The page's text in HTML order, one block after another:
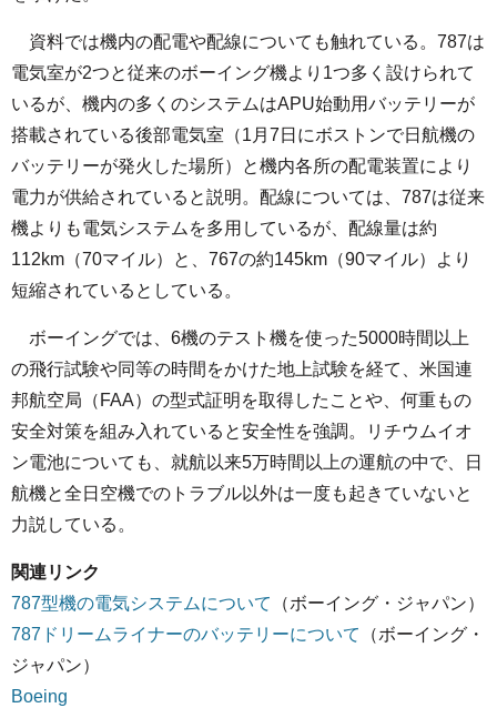
資料では機内の配電や配線についても触れている。787は
電気室が2つと従来のボーイング機より1つ多く設けられて
いるが、機内の多くのシステムはAPU始動用バッテリーが
搭載されている後部電気室（1月7日にボストンで日航機の
バッテリーが発火した場所）と機内各所の配電装置により
電力が供給されていると説明。配線については、787は従来
機よりも電気システムを多用しているが、配線量は約
112km（70マイル）と、767の約145km（90マイル）より
短縮されているとしている。
ボーイングでは、6機のテスト機を使った5000時間以上
の飛行試験や同等の時間をかけた地上試験を経て、米国連
邦航空局（FAA）の型式証明を取得したことや、何重もの
安全対策を組み入れていると安全性を強調。リチウムイオ
ン電池についても、就航以来5万時間以上の運航の中で、日
航機と全日空機でのトラブル以外は一度も起きていないと
力説している。
関連リンク
787型機の電気システムについて
（ボーイング・ジャパン）
787ドリームライナーのバッテリーについて
（ボーイング・
ジャパン）
Boeing